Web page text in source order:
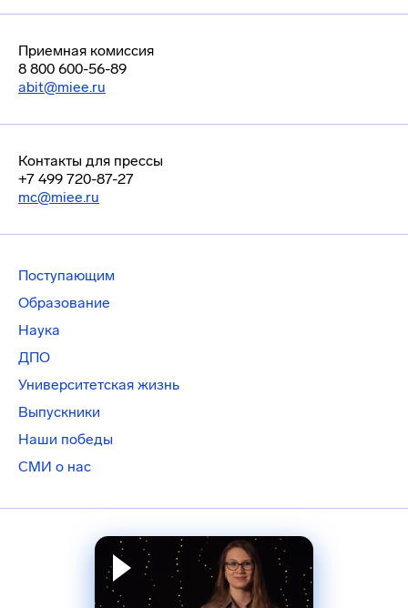
Приемная комиссия
8 800 600-56-89
abit@miee.ru
Контакты для прессы
+7 499 720-87-27
mc@miee.ru
Поступающим
Образование
Наука
ДПО
Университетская жизнь
Выпускники
Наши победы
СМИ о нас